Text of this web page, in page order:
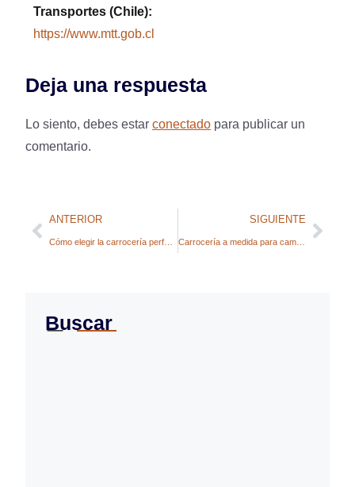
Transportes (Chile):
https://www.mtt.gob.cl
Deja una respuesta
Lo siento, debes estar conectado para publicar un
comentario.
ANTERIOR SIGUIENTE
Carrocería a medida para camiones: ventajas, aspectos clave y ejemplos prácticos
Buscar